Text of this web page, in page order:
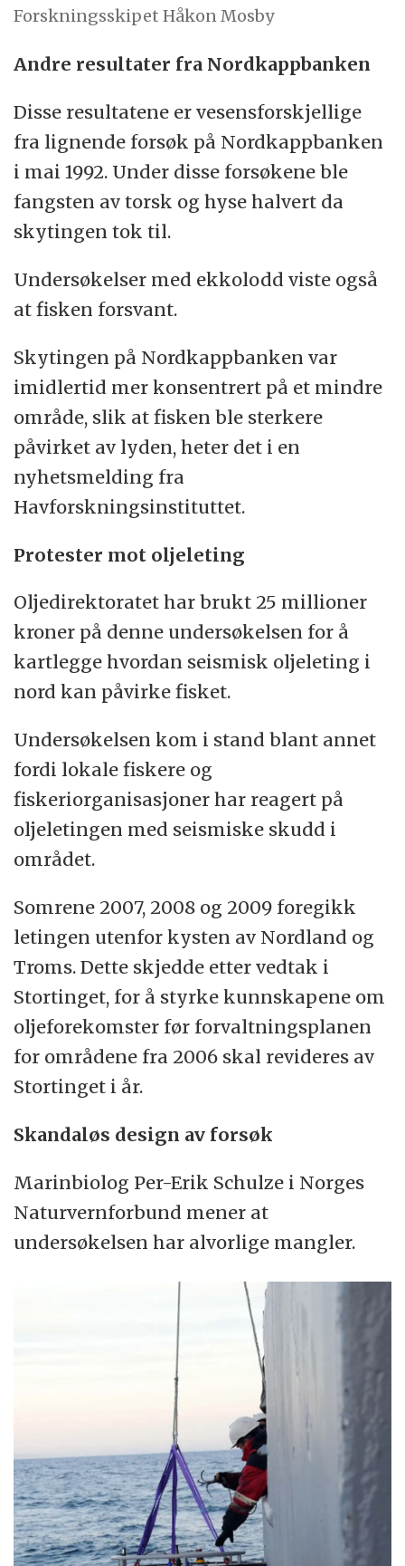
Forskningsskipet Håkon Mosby
Andre resultater fra Nordkappbanken
Disse resultatene er vesensforskjellige
fra lignende forsøk på Nordkappbanken
i mai 1992. Under disse forsøkene ble
fangsten av torsk og hyse halvert da
skytingen tok til.
Undersøkelser med ekkolodd viste også
at fisken forsvant.
Skytingen på Nordkappbanken var
imidlertid mer konsentrert på et mindre
område, slik at fisken ble sterkere
påvirket av lyden, heter det i en
nyhetsmelding fra
Havforskningsinstituttet.
Protester mot oljeleting
Oljedirektoratet har brukt 25 millioner
kroner på denne undersøkelsen for å
kartlegge hvordan seismisk oljeleting i
nord kan påvirke fisket.
Undersøkelsen kom i stand blant annet
fordi lokale fiskere og
fiskeriorganisasjoner har reagert på
oljeletingen med seismiske skudd i
området.
Somrene 2007, 2008 og 2009 foregikk
letingen utenfor kysten av Nordland og
Troms. Dette skjedde etter vedtak i
Stortinget, for å styrke kunnskapene om
oljeforekomster før forvaltningsplanen
for områdene fra 2006 skal revideres av
Stortinget i år.
Skandaløs design av forsøk
Marinbiolog Per-Erik Schulze i Norges
Naturvernforbund mener at
undersøkelsen har alvorlige mangler.